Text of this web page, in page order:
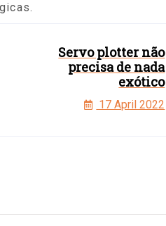
Servo plotter não
precisa de nada
exótico
17 April 2022